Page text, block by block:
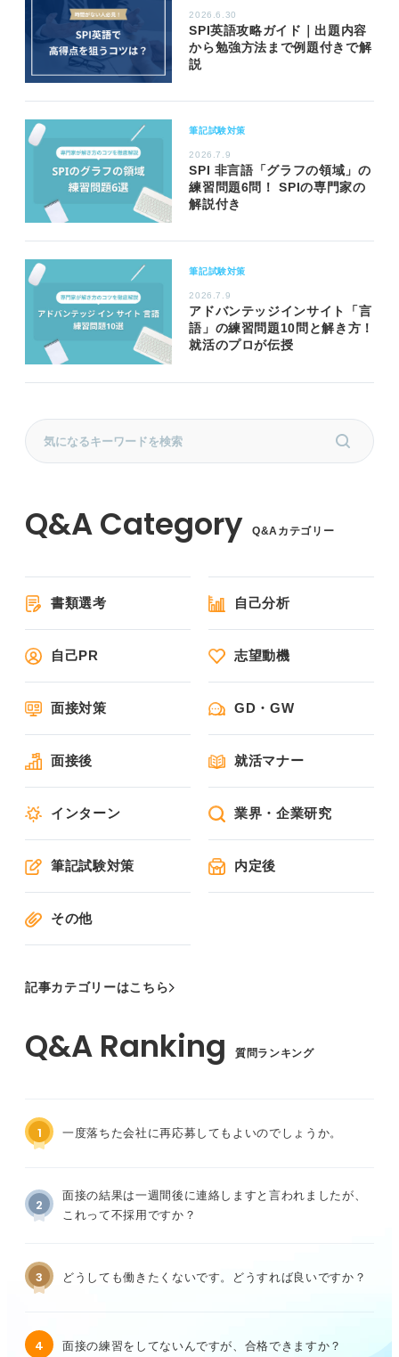
2026.6.30
SPI英語攻略ガイド｜出題内容
から勉強方法まで例題付きで解
説
筆記試験対策
2026.7.9
SPI 非言語「グラフの領域」の
練習問題6問！ SPIの専門家の
解説付き
筆記試験対策
2026.7.9
アドバンテッジインサイト「言
語」の練習問題10問と解き方！
就活のプロが伝授
Q&Aカテゴリー
書類選考 自己分析
自己PR 志望動機
面接対策 GD・GW
面接後 就活マナー
インターン 業界・企業研究
筆記試験対策 内定後
その他
記事カテゴリーはこちら
質問ランキング
1 一度落ちた会社に再応募してもよいのでしょうか。
2
面接の結果は一週間後に連絡しますと言われましたが、
これって不採用ですか？
3 どうしても働きたくないです。どうすれば良いですか？
4 面接の練習をしてないんですが、合格できますか？